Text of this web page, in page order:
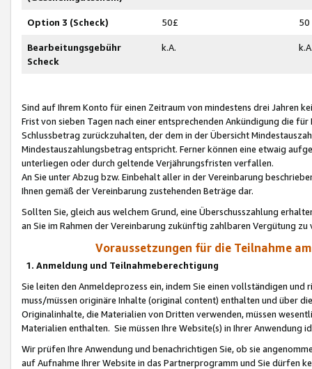
Option 3 (Scheck) 50£ 50
Bearbeitungsgebühr
Scheck
k.A.
Sind auf Ihrem Konto für einen Zeitraum von mindestens drei Jahren
Frist von sieben Tagen nach einer entsprechenden Ankündigung die
Schlussbetrag zurückzuhalten, der dem in der Übersicht
Mindestauszahlungsbetrag entspricht. Ferner können eine etwaig
unterliegen oder durch geltende Verjährungsfristen verfallen.
An Sie unter Abzug bzw. Einbehalt aller in der Vereinbarung
Ihnen gemäß der Vereinbarung zustehenden Beträge dar.
Sollten Sie, gleich aus welchem Grund, eine Überschusszahlung
an Sie im Rahmen der Vereinbarung zukünftig zahlbaren Vergütung zu
Voraussetzungen für die Teilnahme
1. Anmeldung und Teilnahmeberechtigung
Sie leiten den Anmeldeprozess ein, indem Sie einen vollständigen
muss/müssen originäre Inhalte (original content) enthalten und über
Originalinhalte, die Materialien von Dritten verwenden, müssen
Materialien enthalten. Sie müssen Ihre Website(s) in Ihrer Anwendung
Wir prüfen Ihre Anwendung und benachrichtigen Sie, ob sie
auf Aufnahme Ihrer Website in das Partnerprogramm und Sie dürfen